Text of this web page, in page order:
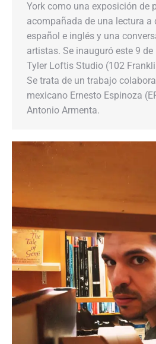
York como una exposición de
acompañada de una lectura a
español e inglés y una
artistas. Se inauguró este 9
Tyler Loftis Studio (102
Se trata de un trabajo
mexicano Ernesto Espinoza
Antonio Armenta.